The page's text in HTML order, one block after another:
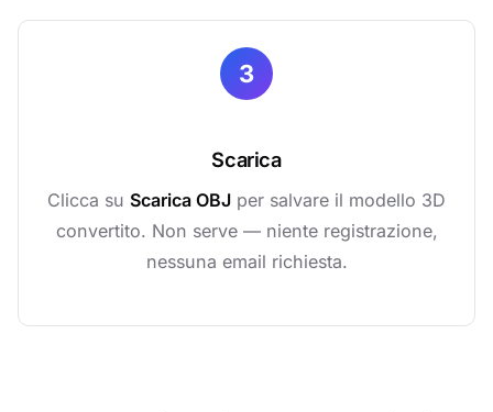
3
Scarica
Clicca su Scarica OBJ per salvare il modello 3D
convertito. Non serve — niente registrazione,
nessuna email richiesta.